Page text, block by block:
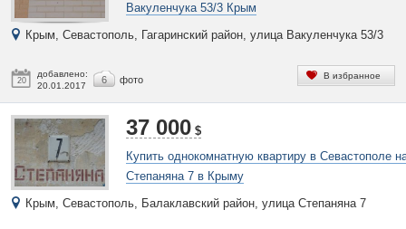
20
добавлено:
20.01.2017
6 фото
Вакуленчука 53/3 Крым
Крым, Севастополь, Гагаринский район, улица Вакуленчука 53/3
В избранное
37 000 $
Купить однокомнатную квартиру в Севастополе
Степаняна 7 в Крыму
Крым, Севастополь, Балаклавский район, улица Степаняна 7